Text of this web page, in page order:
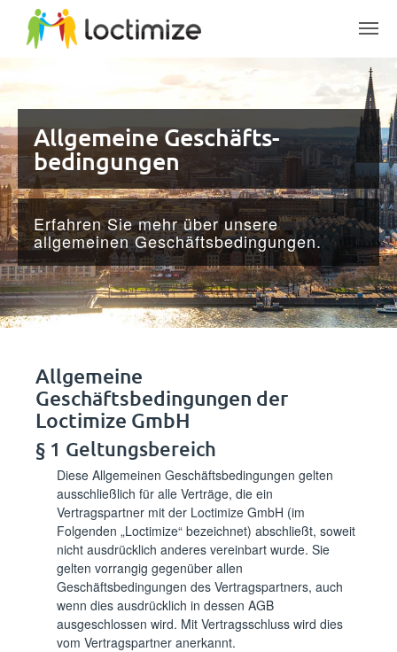
Skip to main content
Allgemeine Geschäfts­
bedingungen
Erfahren Sie mehr über unsere
allgemeinen Geschäftsbedingungen.
Allgemeine
Geschäftsbedingungen der
Loctimize GmbH
§ 1 Geltungsbereich
Diese Allgemeinen Geschäftsbedingungen gelten
ausschließlich für alle Verträge, die ein
Vertragspartner mit der Loctimize GmbH (im
Folgenden „Loctimize“ bezeichnet) abschließt, soweit
nicht ausdrücklich anderes vereinbart wurde. Sie
gelten vorrangig gegenüber allen
Geschäftsbedingungen des Vertragspartners, auch
wenn dies ausdrücklich in dessen AGB
ausgeschlossen wird. Mit Vertragsschluss wird dies
vom Vertragspartner anerkannt.